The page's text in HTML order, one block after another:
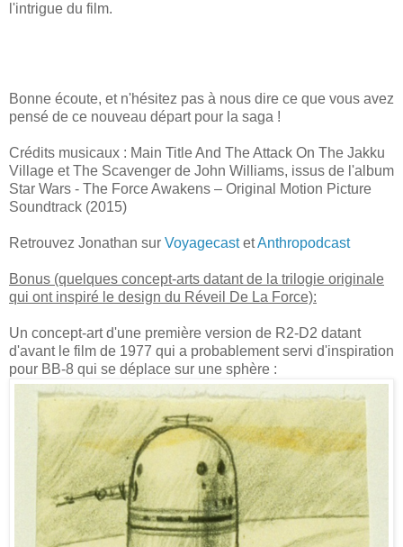
l'intrigue du film.
Bonne écoute, et n'hésitez pas à nous dire ce que vous avez
pensé de ce nouveau départ pour la saga !
Crédits musicaux : Main Title And The Attack On The Jakku
Village et The Scavenger de John Williams, issus de l'album
Star Wars - The Force Awakens – Original Motion Picture
Soundtrack (2015)
Retrouvez Jonathan sur VoyagecastetAnthropodcast
Bonus (quelques concept-arts datant de la trilogie originale
qui ont inspiré le design du Réveil De La Force):
Un concept-art d'une première version de R2-D2 datant
d'avant le film de 1977 qui a probablement servi d'inspiration
pour BB-8 qui se déplace sur une sphère :